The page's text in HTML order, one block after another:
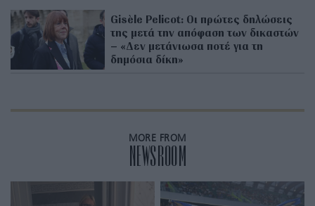
Gisèle Pelicot: Οι πρώτες δηλώσεις
της μετά την απόφαση των δικαστών
– «Δεν μετάνιωσα ποτέ για τη
δημόσια δίκη»
MORE FROM
NEWSROOM